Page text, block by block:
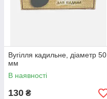
Вугілля кадильне, діаметр 50
мм
В наявності
130 ₴